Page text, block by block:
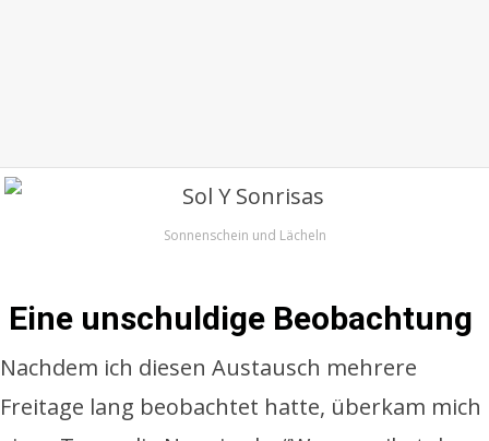
Sonnenschein und Lächeln
Eine unschuldige Beobachtung
Nachdem ich diesen Austausch mehrere
Freitage lang beobachtet hatte, überkam mich